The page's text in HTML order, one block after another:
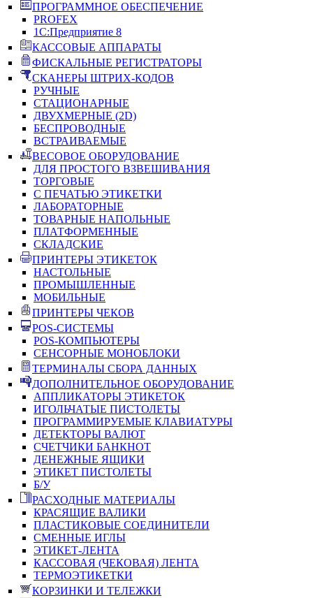
ПРОГРАММНОЕ ОБЕСПЕЧЕНИЕ
PROFEX
1С:Предприятие 8
КАССОВЫЕ АППАРАТЫ
ФИСКАЛЬНЫЕ РЕГИСТРАТОРЫ
СКАНЕРЫ ШТРИХ-КОДОВ
РУЧНЫЕ
СТАЦИОНАРНЫЕ
ДВУХМЕРНЫЕ (2D)
БЕСПРОВОДНЫЕ
ВСТРАИВАЕМЫЕ
ВЕСОВОЕ ОБОРУДОВАНИЕ
ДЛЯ ПРОСТОГО ВЗВЕШИВАНИЯ
ТОРГОВЫЕ
С ПЕЧАТЬЮ ЭТИКЕТКИ
ЛАБОРАТОРНЫЕ
ТОВАРНЫЕ НАПОЛЬНЫЕ
ПЛАТФОРМЕННЫЕ
СКЛАДСКИЕ
ПРИНТЕРЫ ЭТИКЕТОК
НАСТОЛЬНЫЕ
ПРОМЫШЛЕННЫЕ
МОБИЛЬНЫЕ
ПРИНТЕРЫ ЧЕКОВ
POS-СИСТЕМЫ
POS-КОМПЬЮТЕРЫ
СЕНСОРНЫЕ МОНОБЛОКИ
ТЕРМИНАЛЫ СБОРА ДАННЫХ
ДОПОЛНИТЕЛЬНОЕ ОБОРУДОВАНИЕ
АППЛИКАТОРЫ ЭТИКЕТОК
ИГОЛЬЧАТЫЕ ПИСТОЛЕТЫ
ПРОГРАММИРУЕМЫЕ КЛАВИАТУРЫ
ДЕТЕКТОРЫ ВАЛЮТ
СЧЕТЧИКИ БАНКНОТ
ДЕНЕЖНЫЕ ЯЩИКИ
ЭТИКЕТ ПИСТОЛЕТЫ
Б/У
РАСХОДНЫЕ МАТЕРИАЛЫ
КРАСЯЩИЕ ВАЛИКИ
ПЛАСТИКОВЫЕ СОЕДИНИТЕЛИ
СМЕННЫЕ ИГЛЫ
ЭТИКЕТ-ЛЕНТА
КАССОВАЯ (ЧЕКОВАЯ) ЛЕНТА
ТЕРМОЭТИКЕТКИ
КОРЗИНКИ И ТЕЛЕЖКИ